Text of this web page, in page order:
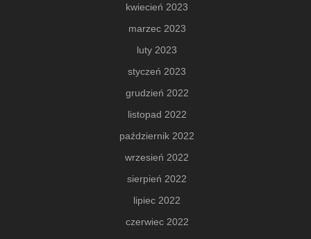
kwiecień 2023
marzec 2023
luty 2023
styczeń 2023
grudzień 2022
listopad 2022
październik 2022
wrzesień 2022
sierpień 2022
lipiec 2022
czerwiec 2022